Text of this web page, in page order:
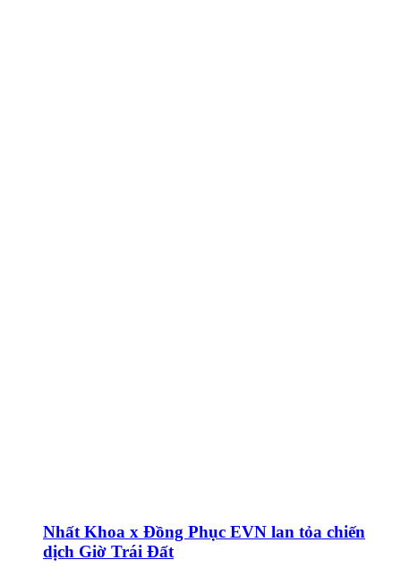
Nhất Khoa x Đồng Phục EVN lan tỏa chiến
dịch Giờ Trái Đất